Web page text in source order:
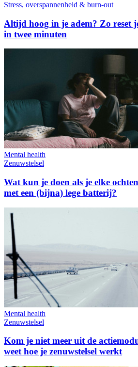
Stress, overspannenheid & burn-out
Altijd hoog in je adem? Zo reset
in twee minuten
Mental health
Zenuwstelsel
Wat kun je doen als je elke
met een (bijna) lege batterij?
Mental health
Zenuwstelsel
Kom je niet meer uit de
weet hoe je zenuwstelsel werkt